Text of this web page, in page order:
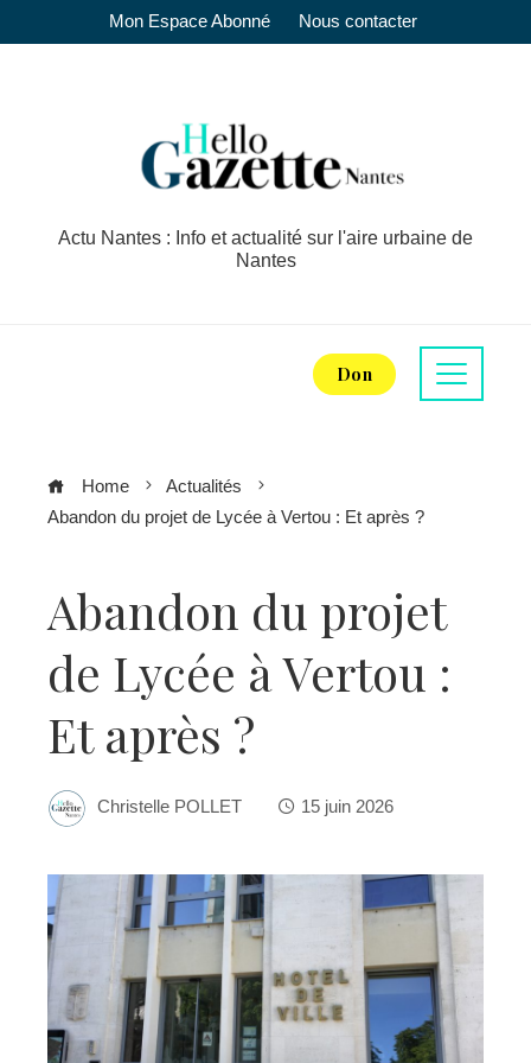
Mon Espace Abonné Nous contacter
Actu Nantes : Info et actualité sur l'aire urbaine de
Nantes
Don
Home
Actualités
Abandon du projet de Lycée à Vertou : Et après ?
Abandon du projet
de Lycée à Vertou :
Et après ?
Christelle POLLET 15 juin 2026